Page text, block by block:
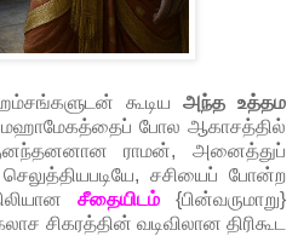
கூடிய அந்த உத்தம
மஹாமேகத்தைப் போல ஆகாசத்தில்
ராமன், அனைத்துப்
சசியைப் போன்ற
சீதையிடம்{பின்வருமாறு}
சிகரத்தின் வடிவிலான திரிகூட